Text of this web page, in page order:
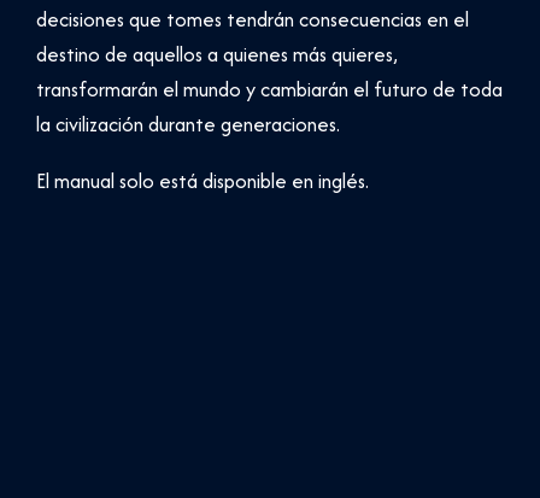
decisiones que tomes tendrán consecuencias en el
destino de aquellos a quienes más quieres,
transformarán el mundo y cambiarán el futuro de toda
la civilización durante generaciones.
El manual solo está disponible en inglés.